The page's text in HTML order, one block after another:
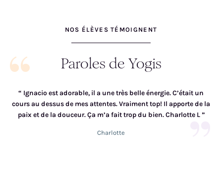
NOS ÉLÈVES TÉMOIGNENT
Paroles de Yogis
“ Ignacio est adorable, il a une très belle énergie. C’était un
cours au dessus de mes attentes. Vraiment top! Il apporte de la
paix et de la douceur. Ça m’a fait trop du bien. Charlotte L”
Charlotte